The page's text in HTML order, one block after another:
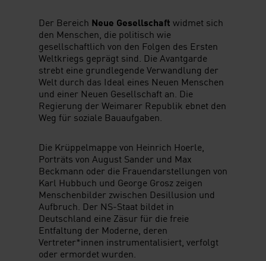
Der Bereich Neue Gesellschaft widmet sich
den Menschen, die politisch wie
gesellschaftlich von den Folgen des Ersten
Weltkriegs geprägt sind. Die Avantgarde
strebt eine grundlegende Verwandlung der
Welt durch das Ideal eines Neuen Menschen
und einer Neuen Gesellschaft an. Die
Regierung der Weimarer Republik ebnet den
Weg für soziale Bauaufgaben.
Die Krüppelmappe von Heinrich Hoerle,
Porträts von August Sander und Max
Beckmann oder die Frauendarstellungen von
Karl Hubbuch und George Grosz zeigen
Menschenbilder zwischen Desillusion und
Aufbruch. Der NS-Staat bildet in
Deutschland eine Zäsur für die freie
Entfaltung der Moderne, deren
Vertreter*innen instrumentalisiert, verfolgt
oder ermordet wurden.